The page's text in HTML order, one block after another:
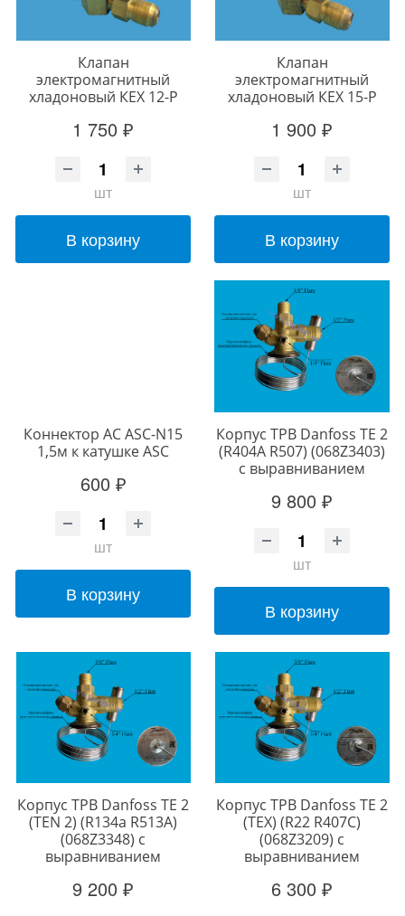
Клапан
электромагнитный
хладоновый КЕХ 12-Р
1 750 ₽
шт
В корзину
Клапан
электромагнитный
хладоновый КЕХ 15-Р
1 900 ₽
шт
В корзину
Коннектор АС ASC-N15
1,5м к катушке ASC
600 ₽
шт
В корзину
Корпус ТРВ Danfoss TE 2
(R404A R507) (068Z3403)
c выравниванием
9 800 ₽
шт
В корзину
Корпус ТРВ Danfoss TE 2
(TEN 2) (R134a R513A)
(068Z3348) c
выравниванием
9 200 ₽
Корпус ТРВ Danfoss TE 2
(TEX) (R22 R407С)
(068Z3209) c
выравниванием
6 300 ₽